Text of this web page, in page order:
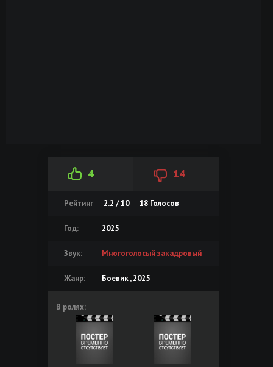
4 14
Рейтинг 2.2 / 10 18Голосов
Год: 2025
Звук: Многоголосый закадровый
Жанр: Боевик , 2025
В ролях: